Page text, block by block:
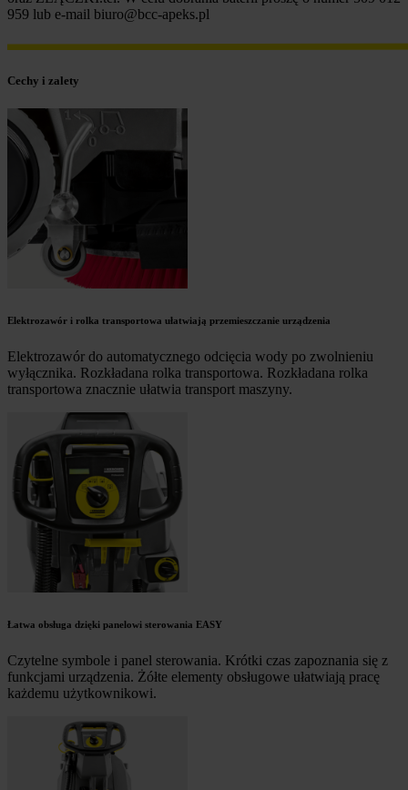
959 lub e-mail biuro@bcc-apeks.pl
Cechy i zalety
Elektrozawór i rolka transportowa ułatwiają przemieszczanie urządzenia
Elektrozawór do automatycznego odcięcia wody po zwolnieniu
wyłącznika. Rozkładana rolka transportowa. Rozkładana rolka
transportowa znacznie ułatwia transport maszyny.
Łatwa obsługa dzięki panelowi sterowania EASY
Czytelne symbole i panel sterowania. Krótki czas zapoznania się z
funkcjami urządzenia. Żółte elementy obsługowe ułatwiają pracę
każdemu użytkownikowi.